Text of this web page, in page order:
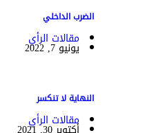
الضرب الداخلي
مقالات الرأي
يونيو 7, 2022
النهاية لا تنكسر
مقالات الرأي